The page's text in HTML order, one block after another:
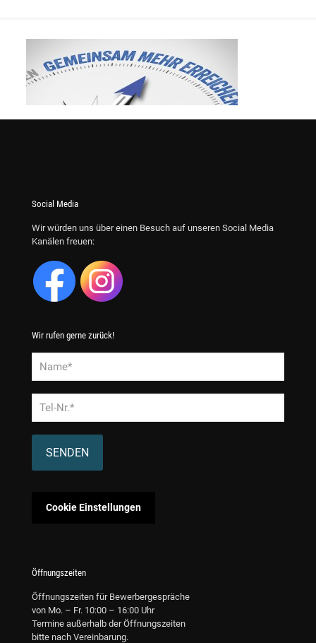
Social Media
Wir würden uns über einen Besuch auf unseren Social Media
Kanälen freuen:
Wir rufen gerne zurück!
Cookie Einstellungen
Öffnungszeiten
Öffnungszeiten für Bewerbergespräche
von Mo. – Fr. 10:00 – 16:00 Uhr
Termine außerhalb der Öffnungszeiten
bitte nach Vereinbarung.